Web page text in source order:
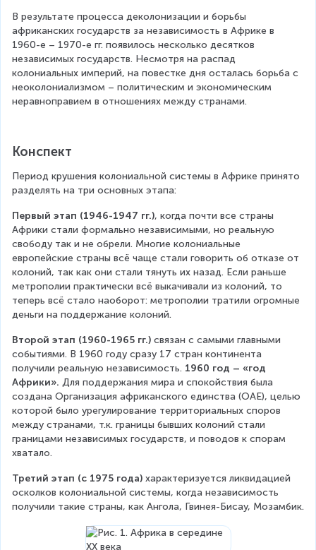
В результате процесса деколонизации и борьбы
африканских государств за независимость в Африке в
1960-е – 1970-е гг. появилось несколько десятков
независимых государств. Несмотря на распад
колониальных империй, на повестке дня осталась борьба с
неоколониализмом – политическим и экономическим
неравноправием в отношениях между странами.
Конспект
Период крушения колониальной системы в Африке принято
разделять на три основных этапа:
Первый этап (1946-1947 гг.), когда почти все страны
Африки стали формально независимыми, но реальную
свободу так и не обрели. Многие колониальные
европейские страны всё чаще стали говорить об отказе от
колоний, так как они стали тянуть их назад. Если раньше
метрополии практически всё выкачивали из колоний, то
теперь всё стало наоборот: метрополии тратили огромные
деньги на поддержание колоний.
Второй этап (1960-1965 гг.) связан с самыми главными
событиями. В 1960 году сразу 17 стран континента
получили реальную независимость. 1960 год – «год
Африки». Для поддержания мира и спокойствия была
создана Организация африканского единства (ОАЕ), целью
которой было урегулирование территориальных споров
между странами, т.к. границы бывших колоний стали
границами независимых государств, и поводов к спорам
хватало.
Третий этап (с 1975 года) характеризуется ликвидацией
осколков колониальной системы, когда независимость
получили такие страны, как Ангола, Гвинея-Бисау, Мозамбик.